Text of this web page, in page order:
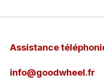
Assistance
info@goodwheel.fr